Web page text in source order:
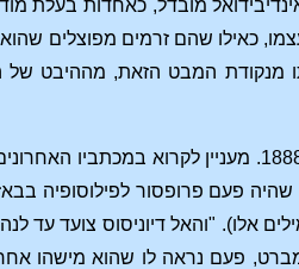
מובדל, כאחדות בעלת
כאילו שהם זרמים מפוצלים שהוא
מנקודת המבט הזאת, מההיבט
רבים מכם בוודאי יודעים שפרידריך ניטשה איבד את שפיותו בחורף
פעם פרופסור לפילוסופיה
"והאל דיוניסוס צועד עד
פעם נראה לו שהוא מישהו